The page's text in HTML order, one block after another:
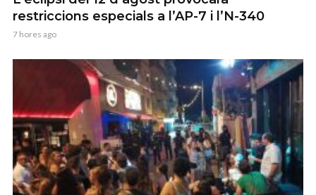
restriccions especials a l’AP-7 i l’N-340
7 hores ago